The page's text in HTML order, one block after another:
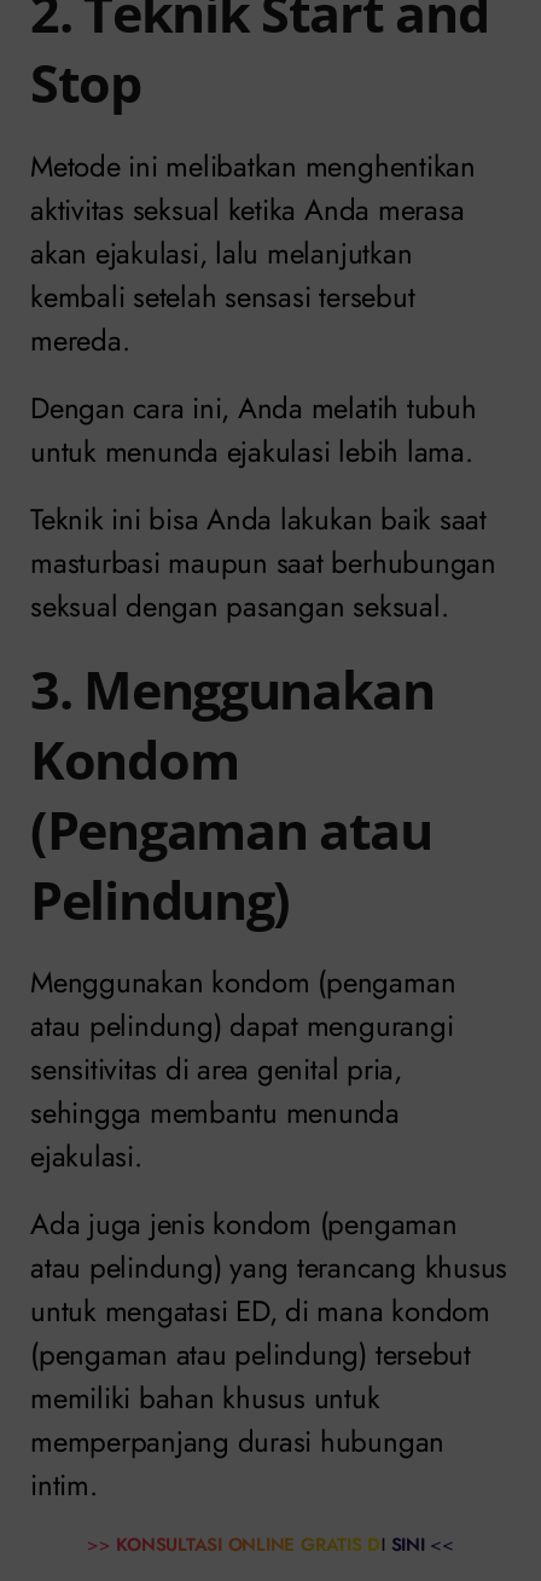
Stop
Metode ini melibatkan menghentikan
aktivitas seksual ketika Anda merasa
akan ejakulasi, lalu melanjutkan
kembali setelah sensasi tersebut
mereda.
Dengan cara ini, Anda melatih tubuh
untuk menunda ejakulasi lebih lama.
Teknik ini bisa Anda lakukan baik saat
masturbasi maupun saat berhubungan
seksual dengan pasangan seksual.
3. Menggunakan
Kondom
(Pengaman atau
Pelindung)
Menggunakan kondom (pengaman
atau pelindung) dapat mengurangi
sensitivitas di area genital pria,
sehingga membantu menunda
ejakulasi.
Ada juga jenis kondom (pengaman
atau pelindung) yang terancang khusus
untuk mengatasi ED, di mana kondom
(pengaman atau pelindung) tersebut
memiliki bahan khusus untuk
memperpanjang durasi hubungan
intim.
>> KONSULTASI ONLINE GRATIS DI SINI <<